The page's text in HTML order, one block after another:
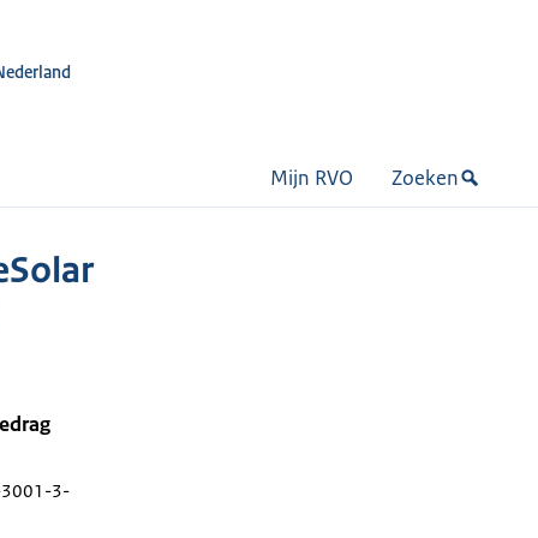
Mijn RVO Zoeken
3001-3-